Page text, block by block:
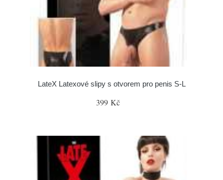
LateX Latexové slipy s otvorem pro penis S-L
399 Kč